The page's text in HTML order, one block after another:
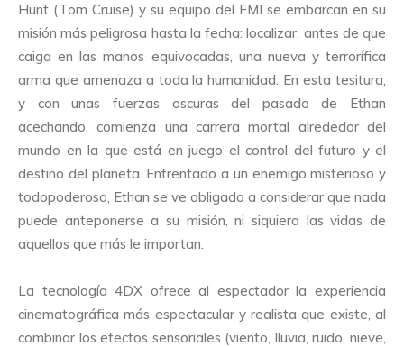
Hunt (Tom Cruise) y su equipo del FMI se embarcan en su
misión más peligrosa hasta la fecha: localizar, antes de que
caiga en las manos equivocadas, una nueva y terrorífica
arma que amenaza a toda la humanidad. En esta tesitura,
y con unas fuerzas oscuras del pasado de Ethan
acechando, comienza una carrera mortal alrededor del
mundo en la que está en juego el control del futuro y el
destino del planeta. Enfrentado a un enemigo misterioso y
todopoderoso, Ethan se ve obligado a considerar que nada
puede anteponerse a su misión, ni siquiera las vidas de
aquellos que más le importan.
La tecnología 4DX ofrece al espectador la experiencia
cinematográfica más espectacular y realista que existe, al
combinar los efectos sensoriales (viento, lluvia, ruido, nieve,